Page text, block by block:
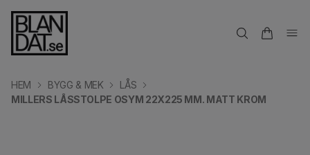
HEM BYGG & MEK
LÅS
MILLERS LÅSSTOLPE OSYM 22X225 MM. MATT KROM